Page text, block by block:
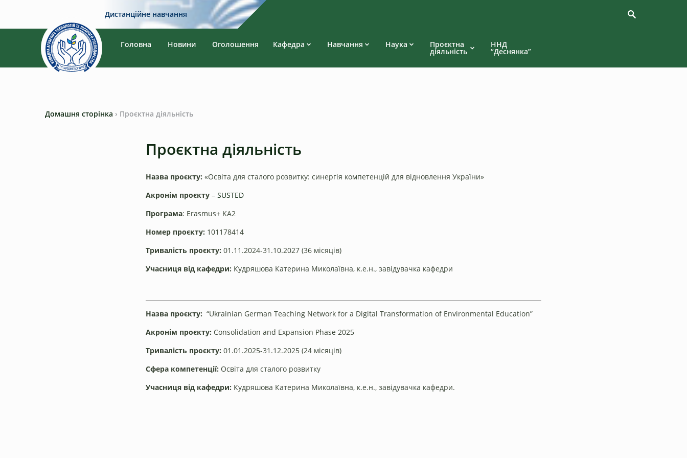
Дистанційне навчання
Головна Новини Оголошення Кафедра Навчання Наука Проєктна
діяльність
ННД
“Деснянка”
Домашня сторінка › Проєктна діяльність
Проєктна діяльність
Назва проєкту: «Освіта для сталого розвитку: синергія компетенцій для відновлення України»
Акронім проєкту –SUSTED
Програма: Erasmus+ KA2
Номер проєкту: 101178414
Тривалість проєкту: 01.11.2024-31.10.2027 (36 місяців)
Учасниця від кафедри: Кудряшова Катерина Миколаївна, к.е.н., завідувачка кафедри
Назва проєкту: “Ukrainian German Teaching Network for a Digital Transformation of Environmental Education”
Акронім проєкту: Consolidation and Expansion Phase 2025
Тривалість проєкту: 01.01.2025-31.12.2025 (24 місяців)
Сфера компетенції: Освіта для сталого розвитку
Учасниця від кафедри: Кудряшова Катерина Миколаївна, к.е.н., завідувачка кафедри.